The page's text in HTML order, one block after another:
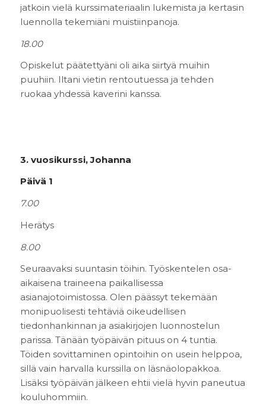
jatkoin vielä kurssimateriaalin lukemista ja kertasin
luennolla tekemiäni muistiinpanoja.
18.00
Opiskelut päätettyäni oli aika siirtyä muihin
puuhiin. Iltani vietin rentoutuessa ja tehden
ruokaa yhdessä kaverini kanssa.
3. vuosikurssi, Johanna
Päivä 1
7.00
Herätys
8.00
Seuraavaksi suuntasin töihin. Työskentelen osa-
aikaisena traineena paikallisessa
asianajotoimistossa. Olen päässyt tekemään
monipuolisesti tehtäviä oikeudellisen
tiedonhankinnan ja asiakirjojen luonnostelun
parissa. Tänään työpäivän pituus on 4 tuntia.
Töiden sovittaminen opintoihin on usein helppoa,
sillä vain harvalla kurssilla on läsnäolopakkoa.
Lisäksi työpäivän jälkeen ehtii vielä hyvin paneutua
kouluhommiin.